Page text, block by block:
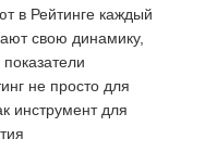
в Рейтинге каждый
свою динамику,
не просто для
инструмент для